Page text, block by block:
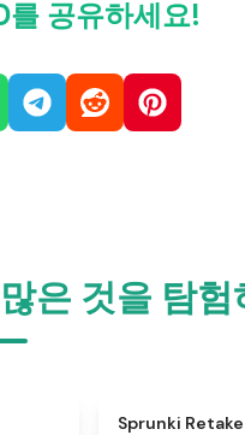
공유하세요!
은 것을 탐험
Sprunki